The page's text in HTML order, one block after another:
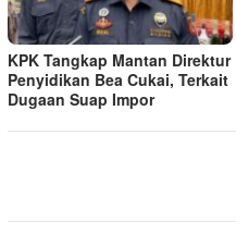
KPK Tangkap Mantan Direktur
Penyidikan Bea Cukai, Terkait
Dugaan Suap Impor